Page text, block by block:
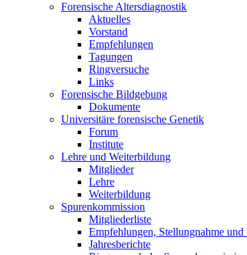
Forensische Altersdiagnostik
Aktuelles
Vorstand
Empfehlungen
Tagungen
Ringversuche
Links
Forensische Bildgebung
Dokumente
Universitäre forensische Genetik
Forum
Institute
Lehre und Weiterbildung
Mitglieder
Lehre
Weiterbildung
Spurenkommission
Mitgliederliste
Empfehlungen, Stellungnahme und
Jahresberichte